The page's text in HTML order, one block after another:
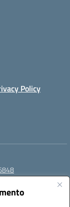
Policy